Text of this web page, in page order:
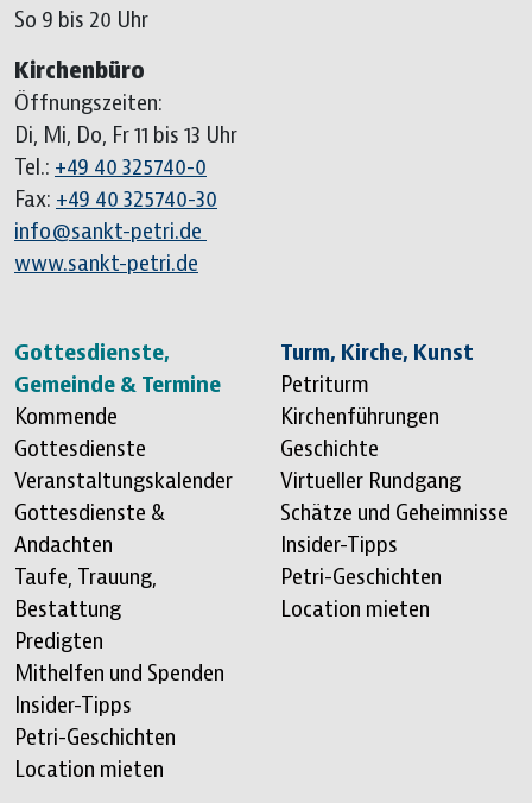
So 9 bis 20 Uhr
Kirchenbüro
Öffnungszeiten:
Di, Mi, Do, Fr 11 bis 13 Uhr
Tel.: +49 40 325740-0
Fax: +49 40 325740-30
info@sankt-petri.de
www.sankt-petri.de
Sitemap überspringen
Gottesdienste,
Gemeinde & Termine
Kommende
Gottesdienste
Veranstaltungskalender
Gottesdienste &
Andachten
Taufe, Trauung,
Bestattung
Predigten
Mithelfen und Spenden
Insider-Tipps
Petri-Geschichten
Location mieten
Turm, Kirche, Kunst
Petriturm
Kirchenführungen
Geschichte
Virtueller Rundgang
Schätze und Geheimnisse
Insider-Tipps
Petri-Geschichten
Location mieten